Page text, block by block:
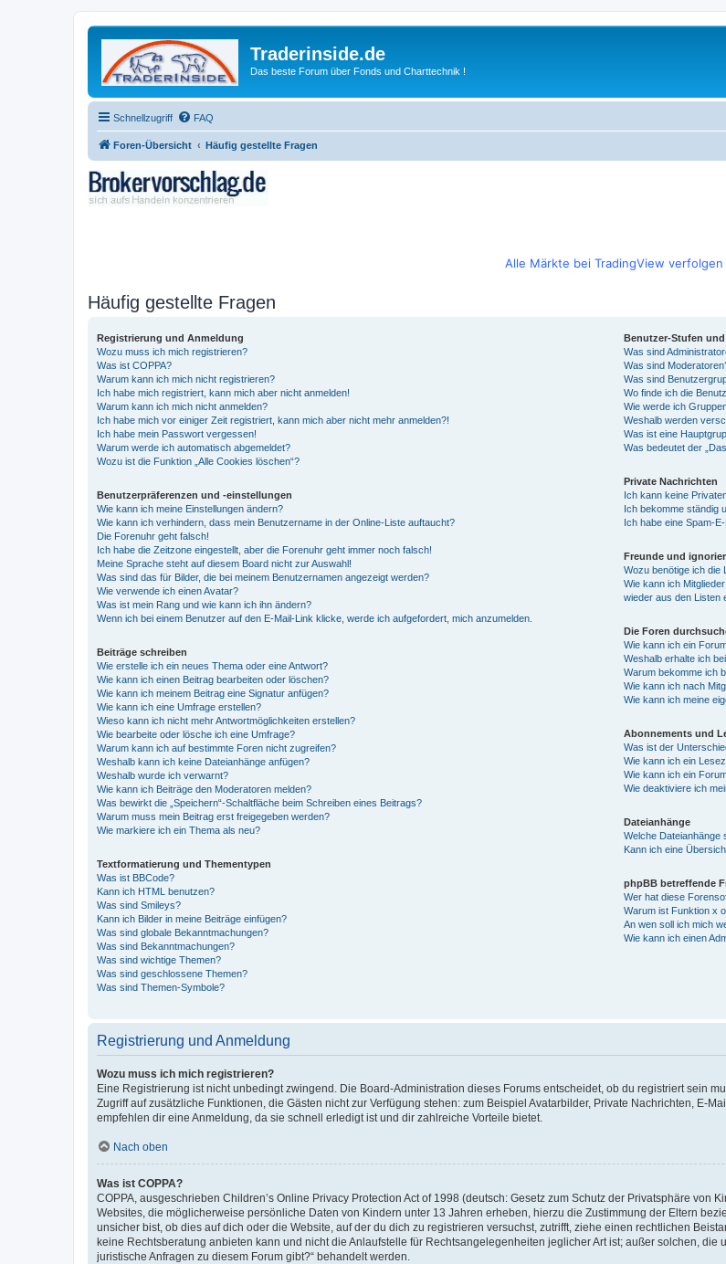
Traderinside.de
Das beste Forum über Fonds und Charttechnik !
Schnellzugriff FAQ
Foren-Übersicht Häufig gestellte Fragen
Alle Märkte bei TradingView verfolgen
Häufig gestellte Fragen
Registrierung und Anmeldung
Wozu muss ich mich registrieren?
Was ist COPPA?
Warum kann ich mich nicht registrieren?
Ich habe mich registriert, kann mich aber nicht anmelden!
Warum kann ich mich nicht anmelden?
Ich habe mich vor einiger Zeit registriert, kann mich aber nicht mehr anmelden?!
Ich habe mein Passwort vergessen!
Warum werde ich automatisch abgemeldet?
Wozu ist die Funktion „Alle Cookies löschen“?
Benutzerpräferenzen und -einstellungen
Wie kann ich meine Einstellungen ändern?
Wie kann ich verhindern, dass mein Benutzername in der Online-Liste auftaucht?
Die Forenuhr geht falsch!
Ich habe die Zeitzone eingestellt, aber die Forenuhr geht immer noch falsch!
Meine Sprache steht auf diesem Board nicht zur Auswahl!
Was sind das für Bilder, die bei meinem Benutzernamen angezeigt werden?
Wie verwende ich einen Avatar?
Was ist mein Rang und wie kann ich ihn ändern?
Wenn ich bei einem Benutzer auf den E-Mail-Link klicke, werde ich aufgefordert, mich anzumelden.
Beiträge schreiben
Wie erstelle ich ein neues Thema oder eine Antwort?
Wie kann ich einen Beitrag bearbeiten oder löschen?
Wie kann ich meinem Beitrag eine Signatur anfügen?
Wie kann ich eine Umfrage erstellen?
Wieso kann ich nicht mehr Antwortmöglichkeiten erstellen?
Wie bearbeite oder lösche ich eine Umfrage?
Warum kann ich auf bestimmte Foren nicht zugreifen?
Weshalb kann ich keine Dateianhänge anfügen?
Weshalb wurde ich verwarnt?
Wie kann ich Beiträge den Moderatoren melden?
Was bewirkt die „Speichern“-Schaltfläche beim Schreiben eines Beitrags?
Warum muss mein Beitrag erst freigegeben werden?
Wie markiere ich ein Thema als neu?
Textformatierung und Thementypen
Was ist BBCode?
Kann ich HTML benutzen?
Was sind Smileys?
Kann ich Bilder in meine Beiträge einfügen?
Was sind globale Bekanntmachungen?
Was sind Bekanntmachungen?
Was sind wichtige Themen?
Was sind geschlossene Themen?
Was sind Themen-Symbole?
Benutzer-Stufen
Was sind
Was sind
Was sind
Wo finde ich die
Wie werde ich
Weshalb werden
Was ist eine
Was bedeutet der
Private Nachrichten
Ich kann keine
Ich bekomme ständig
Ich habe eine Spam-
Freunde und
Wozu benötige ich die
Wie kann ich
wieder aus den Listen
Die Foren
Wie kann ich ein
Weshalb erhalte ich
Warum bekomme ich
Wie kann ich nach
Wie kann ich meine
Abonnements und
Was ist der
Wie kann ich ein
Wie kann ich ein
Wie deaktiviere ich
Dateianhänge
Welche Dateianhänge
Kann ich eine
phpBB betreffende
Wer hat diese
Warum ist Funktion x
An wen soll ich mich
Wie kann ich einen
Registrierung und Anmeldung
Wozu muss ich mich registrieren?
Eine Registrierung ist nicht unbedingt zwingend. Die Board-Administration dieses Forums entscheidet, ob du registriert sein
Zugriff auf zusätzliche Funktionen, die Gästen nicht zur Verfügung stehen: zum Beispiel Avatarbilder, Private Nachrichten, E-
empfehlen dir eine Anmeldung, da sie schnell erledigt ist und dir zahlreiche Vorteile bietet.
Nach oben
Was ist COPPA?
COPPA, ausgeschrieben Children’s Online Privacy Protection Act of 1998 (deutsch: Gesetz zum Schutz der Privatsphäre von
Websites, die möglicherweise persönliche Daten von Kindern unter 13 Jahren erheben, hierzu die Zustimmung der Eltern
unsicher bist, ob dies auf dich oder die Website, auf der du dich zu registrieren versuchst, zutrifft, ziehe einen rechtlichen
keine Rechtsberatung anbieten kann und nicht die Anlaufstelle für Rechtsangelegenheiten jeglicher Art ist; außer solchen,
juristische Anfragen zu diesem Forum gibt?“ behandelt werden.